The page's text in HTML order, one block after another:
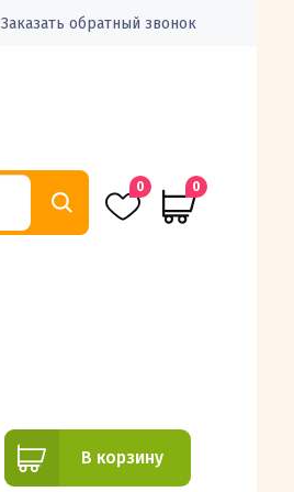
Заказать обратный звонок
0 0
В корзину